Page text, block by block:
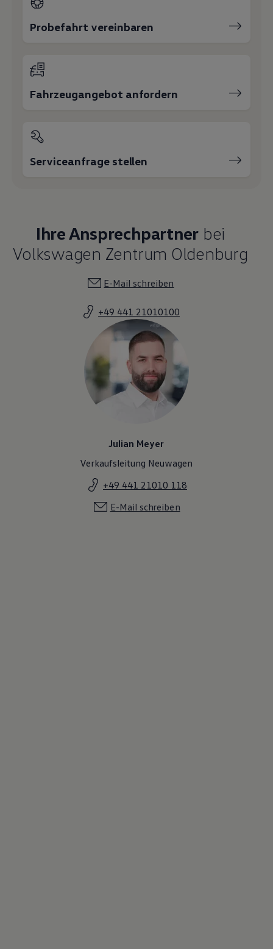
Probefahrt vereinbaren
Fahrzeugangebot anfordern
Serviceanfrage stellen
Ihre Ansprechpartner bei
Volkswagen Zentrum Oldenburg
E-Mail schreiben
+49 441 21010100
Julian Meyer
Verkaufsleitung Neuwagen
+49 441 21010 118
E-Mail schreiben